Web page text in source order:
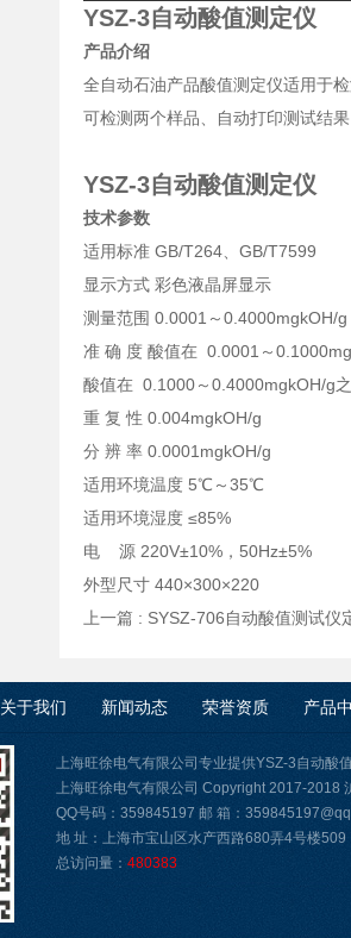
YSZ-3自动酸值测定仪
产品介绍
全自动石油产品酸值测定仪适用于
可检测两个样品、自动打印测试结
YSZ-3自动酸值测定仪
技术参数
适用标准 GB/T264、GB/T7599
显示方式 彩色液晶屏显示
测量范围 0.0001～0.4000mgkOH/g
准 确 度 酸值在 0.0001～
酸值在 0.1000～
重 复 性 0.004mgkOH/g
分 辨 率 0.0001mgkOH/g
适用环境温度 5℃～35℃
适用环境湿度 ≤85%
电 源 220V±10%，50Hz±5%
外型尺寸 440×300×220
上一篇 : SYSZ-706自动酸值测试仪
关于我们 新闻动态 荣誉资质 产品
上海旺徐电气有限公司专业提供YSZ-3自动酸
上海旺徐电气有限公司 Copyright 2017-2018
QQ号码：359845197 邮 箱：
地 址：上海市宝山区水产西路680弄4号楼509
总访问量： 480383